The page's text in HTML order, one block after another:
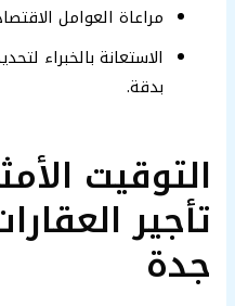
مراعاة العوامل
الاستعانة بالخبراء
بدقة.
التوقيت
تأجير
جدة